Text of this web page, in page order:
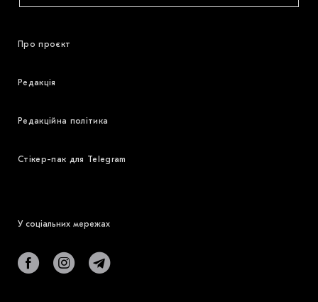
Про проєкт
Редакція
Редакційна політика
Стікер-пак для Telegram
У соціальних мережах